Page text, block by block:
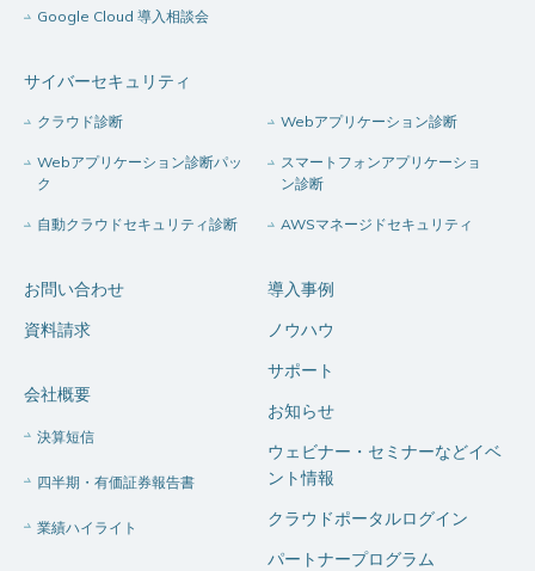
Google Cloud 導入相談会
サイバーセキュリティ
クラウド診断 Webアプリケーション診断
Webアプリケーション診断パッ
ク
スマートフォンアプリケーショ
ン診断
自動クラウドセキュリティ診断 AWSマネージドセキュリティ
お問い合わせ
資料請求
会社概要
決算短信
四半期・有価証券報告書
業績ハイライト
導入事例
ノウハウ
サポート
お知らせ
ウェビナー・セミナーなどイベ
ント情報
クラウドポータルログイン
パートナープログラム